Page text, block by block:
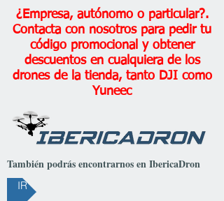
¿Empresa, autónomo o particular?.
Contacta con nosotros para pedir tu
código promocional y obtener
descuentos en cualquiera de los
drones de la tienda, tanto DJI como
Yuneec
También podrás encontrarnos en IbericaDron
IR